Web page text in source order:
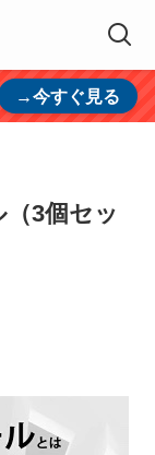
→今すぐ見る
3個セッ